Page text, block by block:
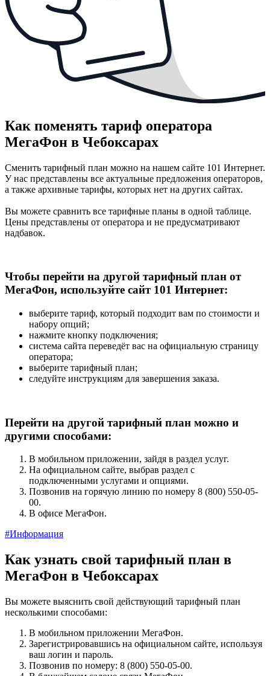
Как поменять тариф оператора
МегаФон в Чебоксарах
Сменить тарифный план можно на нашем сайте 101 Интернет.
У нас представлены все актуальные предложения операторов,
а также архивные тарифы, которых нет на других сайтах.
Вы можете сравнить все тарифные планы в одной таблице.
Цены представлены от оператора и не предусматривают
надбавок.
Чтобы перейти на другой тарифный план от
МегаФон, используйте сайт 101 Интернет:
выберите тариф, который подходит вам по стоимости и
набору опций;
нажмите кнопку подключения;
система сайта переведёт вас на официальную страницу
оператора;
выберите тарифный план;
следуйте инструкциям для завершения заказа.
Перейти на другой тарифный план можно и
другими способами:
В мобильном приложении, зайдя в раздел услуг.
На официальном сайте, выбрав раздел с
подключенными услугами и опциями.
Позвонив на горячую линию по номеру 8 (800) 550-05-
00.
В офисе МегаФон.
#Информация
Как узнать свой тарифный план в
МегаФон в Чебоксарах
Вы можете выяснить свой действующий тарифный план
несколькими способами:
В мобильном приложении МегаФон.
Зарегистрировавшись на официальном сайте, используя
ваш логин и пароль.
Позвонив по номеру: 8 (800) 550-05-00.